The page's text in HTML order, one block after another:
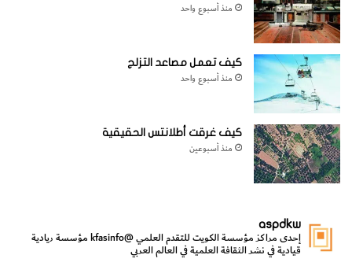
منذ أسبوع واحد
كيف تعمل مصاعد التزلج
منذ أسبوع واحد
كيف غرقت أطلانتس الحقيقية
منذ أسبوعين
aspdkw
إحدى مراكز مؤسسة الكويت للتقدم العلمي@kfasinfo مؤسسة ريادية
قيادية في نشر الثقافة العلمية في العالم العربي